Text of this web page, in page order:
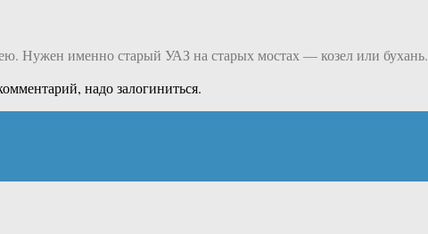
Нужен именно старый УАЗ на старых мостах — козел или бухань.
надо залогиниться.